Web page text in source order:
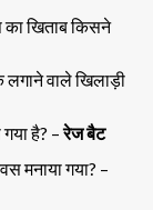
खिताब किसने
लगाने वाले खिलाड़ी
है? –रेज बैट
मनाया गया? –